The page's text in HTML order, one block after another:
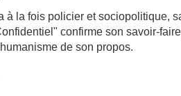
à la fois policier et sociopolitique,
confirme son savoir-
de son propos.